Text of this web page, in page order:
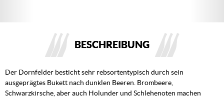
BESCHREIBUNG
Der Dornfelder besticht sehr rebsortentypisch durch sein
ausgeprägtes Bukett nach dunklen Beeren. Brombeere,
Schwarzkirsche, aber auch Holunder und Schlehenoten machen